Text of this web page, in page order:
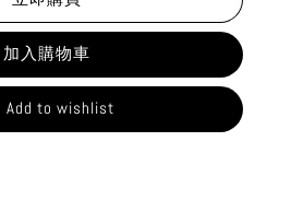
加入購物車
Add to wishlist